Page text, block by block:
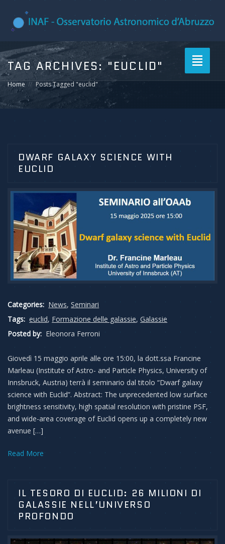
Toggle
TAG ARCHIVES: "EUCLID"
Home Posts Tagged "euclid"
DWARF GALAXY SCIENCE WITH
EUCLID
Categories: News,Seminari
Tags: euclid, Formazione delle galassie,Galassie
Posted by: Eleonora Ferroni
Giovedì 15 maggio aprile alle ore 15:00, la dott.ssa Francine
Marleau (Institute of Astro- and Particle Physics, University of
Innsbruck, Austria) terrà il seminario dal titolo “Dwarf galaxy
science with Euclid”. Abstract: The unprecedented low surface
brightness sensitivity, high spatial resolution with pristine PSF,
and wide-area coverage of Euclid opens up a completely new
avenue […]
Read More
IL TESORO DI EUCLID: 26 MILIONI DI
GALASSIE NELL’UNIVERSO
PROFONDO